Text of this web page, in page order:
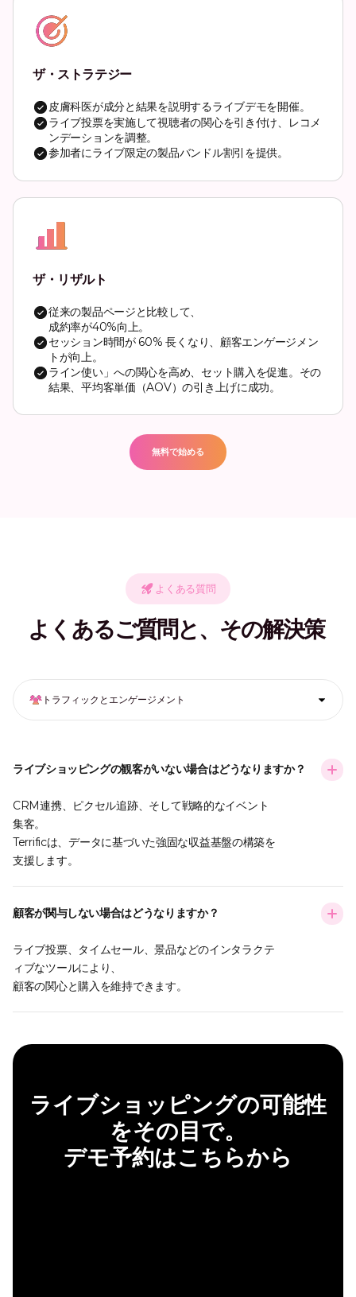
ザ・ストラテジー
皮膚科医が成分と結果を説明するライブデモを開催。
ライブ投票を実施して視聴者の関心を引き付け、レコメ
ンデーションを調整。
参加者にライブ限定の製品バンドル割引を提供。
ザ・リザルト
従来の製品ページと比較して、
成約率が40%向上。
セッション時間が 60% 長くなり、顧客エンゲージメン
トが向上。
ライン使い」への関心を高め、セット購入を促進。その
結果、平均客単価（AOV）の引き上げに成功。
無料で始める
よくある質問
よくあるご質問と、その解決策
トラフィックとエンゲージメント
ライブショッピングの観客がいない場合はどうなりますか？
CRM連携、ピクセル追跡、そして戦略的なイベント
集客。
Terrificは、データに基づいた強固な収益基盤の構築を
支援します。
顧客が関与しない場合はどうなりますか？
ライブ投票、タイムセール、景品などのインタラクテ
ィブなツールにより、
顧客の関心と購入を維持できます。
ライブショッピングの可能性
をその目で。
デモ予約はこちらから